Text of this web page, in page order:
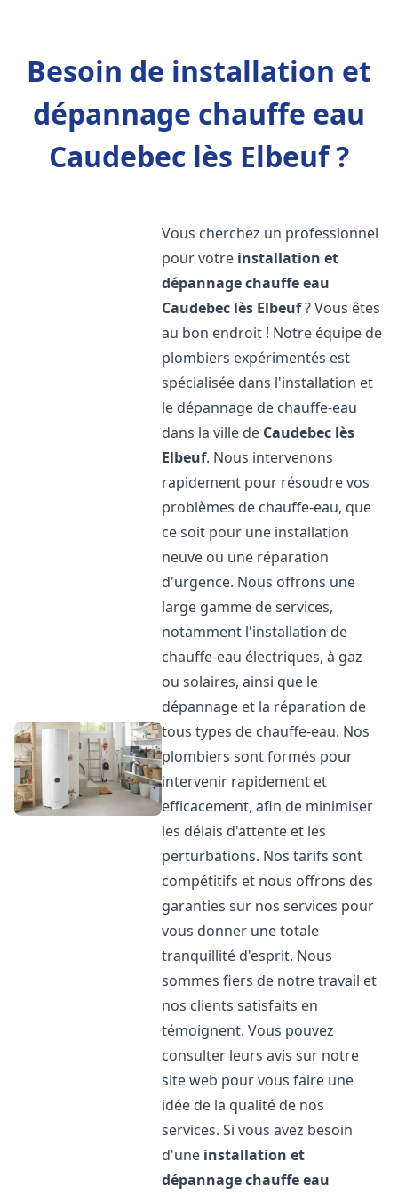
Besoin de installation et
dépannage chauffe eau
Caudebec lès Elbeuf ?
Vous cherchez un professionnel
pour votre installation et
dépannage chauffe eau
Caudebec lès Elbeuf? Vous êtes
au bon endroit ! Notre équipe de
plombiers expérimentés est
spécialisée dans l'installation et
le dépannage de chauffe-eau
dans la ville de Caudebec lès
Elbeuf. Nous intervenons
rapidement pour résoudre vos
problèmes de chauffe-eau, que
ce soit pour une installation
neuve ou une réparation
d'urgence. Nous offrons une
large gamme de services,
notamment l'installation de
chauffe-eau électriques, à gaz
ou solaires, ainsi que le
dépannage et la réparation de
tous types de chauffe-eau. Nos
plombiers sont formés pour
intervenir rapidement et
efficacement, afin de minimiser
les délais d'attente et les
perturbations. Nos tarifs sont
compétitifs et nous offrons des
garanties sur nos services pour
vous donner une totale
tranquillité d'esprit. Nous
sommes fiers de notre travail et
nos clients satisfaits en
témoignent. Vous pouvez
consulter leurs avis sur notre
site web pour vous faire une
idée de la qualité de nos
services. Si vous avez besoin
d'une installation et
dépannage chauffe eau